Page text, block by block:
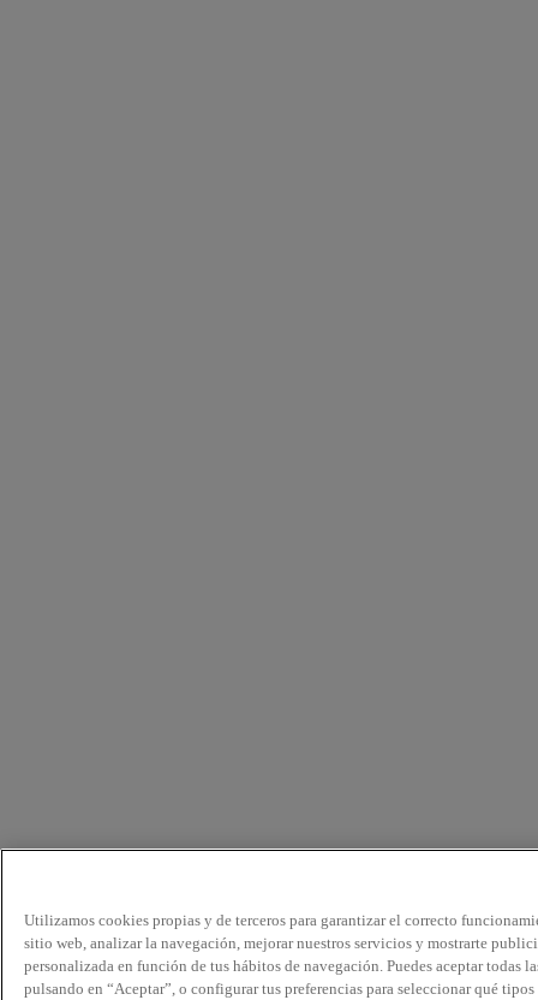
Utilizamos cookies propias y de terceros para garantizar el correcto
sitio web, analizar la navegación, mejorar nuestros servicios y mostrarte
personalizada en función de tus hábitos de navegación. Puedes aceptar todas
pulsando en “Aceptar”, o configurar tus preferencias para seleccionar qué tipos